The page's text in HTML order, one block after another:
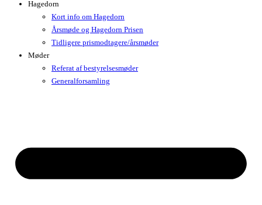
Hagedorn
Kort info om Hagedorn
Årsmøde og Hagedorn Prisen
Tidligere prismodtagere/årsmøder
Møder
Referat af bestyrelsesmøder
Generalforsamling